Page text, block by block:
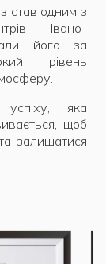
став одним з
Івано-
його за
рівень
яка
щоб
залишатися